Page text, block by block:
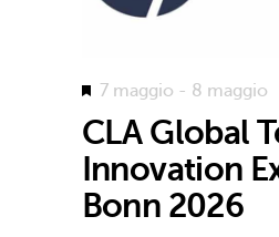
In
primo
7 maggio - 8 maggio
CLA Global
Innovation
Bonn 2026